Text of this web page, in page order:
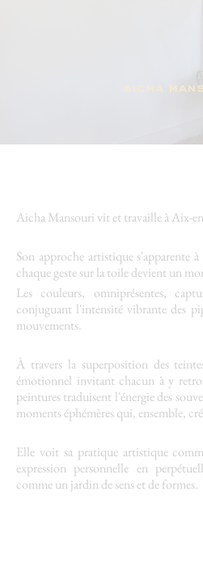
aicha
Aicha Mansouri vit et travaille à Aix-
Son approche artistique s'apparente
chaque geste sur la toile devient un
Les couleurs, omniprésentes,
conjuguant l'intensité vibrante des
mouvements.
À travers la superposition des
émotionnel invitant chacun à y
peintures traduisent l'énergie des
moments éphémères qui, ensemble,
Elle voit sa pratique artistique
expression personnelle en
comme un jardin de sens et de formes.